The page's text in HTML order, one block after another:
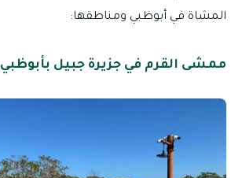
المشاة في أبوظبي ومناطقها:
ممشى القرم في جزيرة جبيل بأبوظبي